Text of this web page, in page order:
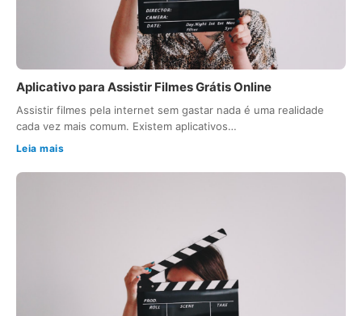
Aplicativo para Assistir Filmes Grátis Online
Assistir filmes pela internet sem gastar nada é uma realidade
cada vez mais comum. Existem aplicativos…
Leia mais